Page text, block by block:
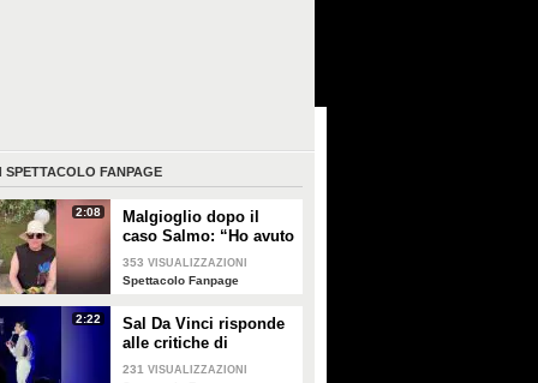
SPETTACOLO FANPAGE
2:08
Malgioglio dopo il
caso Salmo: “Ho avuto
un melanoma. Mettete
la crema, non sentite i
353 VISUALIZZAZIONI
Spettacolo Fanpage
2:22
Sal Da Vinci risponde
alle critiche di
pietismo per aver
231 VISUALIZZAZIONI